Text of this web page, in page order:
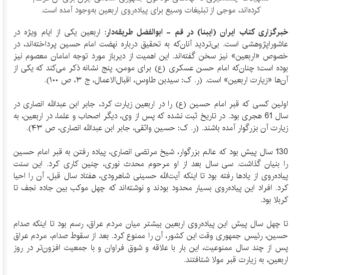
کرده‌اند، موجی از تبلیغات وسیع برای پیاده‌روی اربعین به‌وجود آمده است.
خبرگزاری کتاب ایران (ایبنا) در قم - ابوالفضل طریقه‌دار: اربعین یکی از ایام ویژه در
عاشوراپژوهشی است. بی‌تردید آنان‌که به تحقیق درباره نهضت امام حسین پرداخته‌اند، در
خصوص «اربعین» نیز سخن گفته‌اند. این اهمیت از دیرباز مورد توجه امامان معصوم نیز
بوده است؛ چنان‌که امام حسن عسکری (ع) برای مومن، پنج نشانه ذکر می‌کند که یکی از
آن‌ها «زیارت اربعین» است. (ر. ک: سیدبن طاوس، اقبال‌الاعمال، ج ٣، ص ١٠٠).
اولین کسی که قبر امام حسین (ع) را در اربعین زیارت کرد، جابر ابن عبدالله انصاری در
سال 61 هجری بود. در تاریخ ثبت نشده که پس از وی، دیگر اصحاب و علما، در اربعین، به
زیارت آن بزرگوار آمده باشند. (ر. ک: حسین واثقی، جابر ابن عبدالله انصاری، ص ۴٣).
130 سال پیش بود که عالم بزرگوار، شیخ مرتضی انصاری، پیاده رفتن به قبر امام حسین
را بنیان گذاشت. سی سال بعد از او مرحوم محدث نوری، چنین کاری کرد. این سنت
پیاده‌روی از یادها رفته بود تا اینکه آیت‌الله حسینی شاهرودی، هفتاد سال قبل، آن را احیا
کرد. افراد این پیاده‌روی بسیار محدود بودند و نوشته‌اند که چهل موکب بین جاده نجف تا
کربلا بود.
تا چهل سال پیش این پیاده‌روی اربعین بیشتر میان مردم عراق، رسم بود تا اینکه صدام
حسین، رئیس جمهوری وقت این کشور، آن را ممنوع کرد. بعد از سقوط صدام، مردم عراق
پس از چند سال ممنوعیت، این بار با علاقه و شوق فراوان و با جمعیت افزون‌تر در روز
اربعین، به زیارت قبر مولا شتافتند.